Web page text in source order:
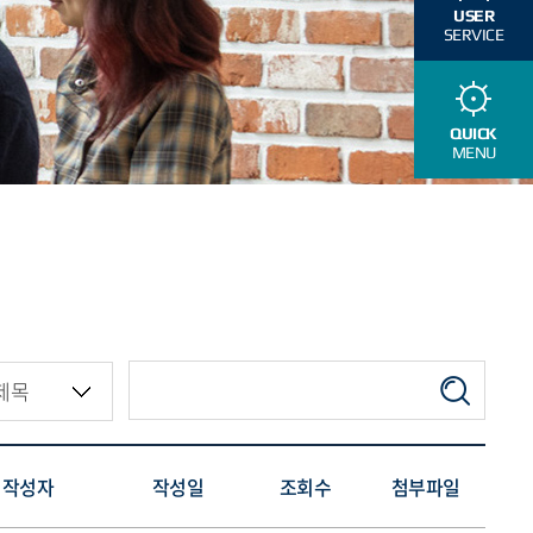
USER
SERVICE
QUICK
MENU
작성자 작성일 조회수 첨부파일